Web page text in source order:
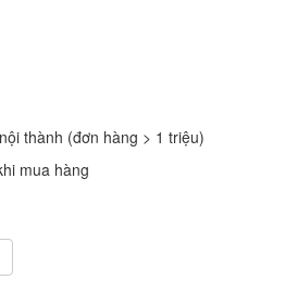
thành (đơn hàng > 1 triệu)
mua hàng